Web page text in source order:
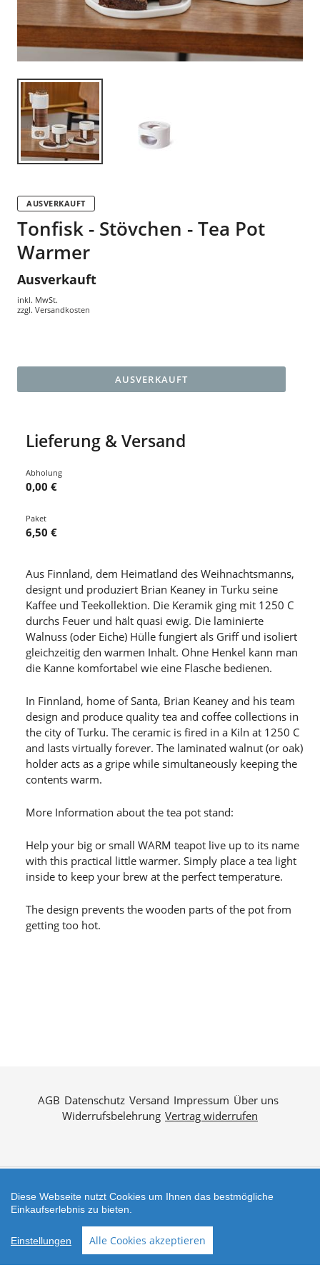
AUSVERKAUFT
Tonfisk - Stövchen - Tea Pot
Warmer
Ausverkauft
inkl. MwSt.
zzgl. Versandkosten
AUSVERKAUFT
Lieferung & Versand
Abholung
0,00 €
Paket
6,50 €
Aus Finnland, dem Heimatland des Weihnachtsmanns,
designt und produziert Brian Keaney in Turku seine
Kaffee und Teekollektion. Die Keramik ging mit 1250 C
durchs Feuer und hält quasi ewig. Die laminierte
Walnuss (oder Eiche) Hülle fungiert als Griff und isoliert
gleichzeitig den warmen Inhalt. Ohne Henkel kann man
die Kanne komfortabel wie eine Flasche bedienen.
In Finnland, home of Santa, Brian Keaney and his team
design and produce quality tea and coffee collections in
the city of Turku. The ceramic is fired in a Kiln at 1250 C
and lasts virtually forever. The laminated walnut (or oak)
holder acts as a gripe while simultaneously keeping the
contents warm.
More Information about the tea pot stand:
Help your big or small WARM teapot live up to its name
with this practical little warmer. Simply place a tea light
inside to keep your brew at the perfect temperature.
The design prevents the wooden parts of the pot from
getting too hot.
AGB Datenschutz Versand Impressum Über uns
Widerrufsbelehrung Vertrag widerrufen
Zahlungsarten
Shop erstellt mit
VersaCommerce.
Besuche uns auch auf lieber-
lokal.de
Diese Webseite nutzt Cookies um Ihnen das bestmögliche
Einkaufserlebnis zu bieten.
Einstellungen Alle Cookies akzeptieren